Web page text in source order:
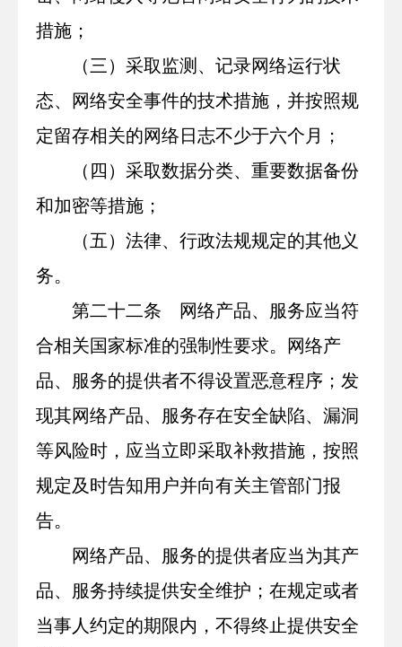
措施；
（三）采取监测、记录网络运行状
态、网络安全事件的技术措施，并按照规
定留存相关的网络日志不少于六个月；
（四）采取数据分类、重要数据备份
和加密等措施；
（五）法律、行政法规规定的其他义
务。
第二十二条 网络产品、服务应当符
合相关国家标准的强制性要求。网络产
品、服务的提供者不得设置恶意程序；发
现其网络产品、服务存在安全缺陷、漏洞
等风险时，应当立即采取补救措施，按照
规定及时告知用户并向有关主管部门报
告。
网络产品、服务的提供者应当为其产
品、服务持续提供安全维护；在规定或者
当事人约定的期限内，不得终止提供安全